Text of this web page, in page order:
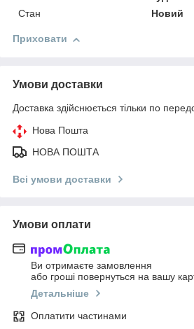
Стан
Новий
Приховати
Умови доставки
Доставка здійснюється тільки по
Нова Пошта
НОВА ПОШТА
Всі умови доставки
Умови оплати
Ви отримаєте замовлення
або гроші повернуться на вашу
Детальніше
Оплатити частинами